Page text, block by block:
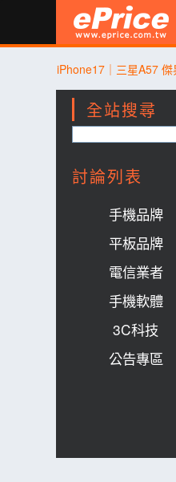
評測 討論
iPhone17｜三星A57
全站搜尋
討論列表
手機品牌
平板品牌
電信業者
手機軟體
3C科技
公告專區